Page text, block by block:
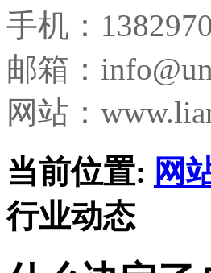
手机：
邮箱：
网站：
当前位置: 网
行业动态